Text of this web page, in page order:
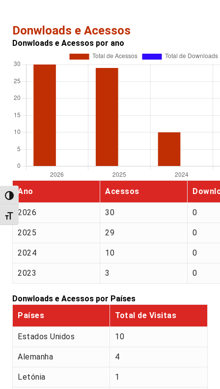
Alternar alto contraste
Alternar tamanho da fonte
Donwloads e Acessos
Donwloads e Acessos por ano
Ano Acessos
2026 30 0
2025 29 0
2024 10 0
2023 3 0
Donwloads e Acessos por Países
Países
Total de Visitas
Estados Unidos 10
Alemanha 4
Letónia 1